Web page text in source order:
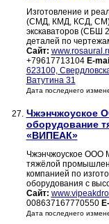
Изготовление и
(СМД, КМД, КСД,
экскаваторов (СБШ
деталей по
Сайт:
+79617713104 E-
623100,
Ватутина 31
Дата последнего
27. Чжэнчжоуское
оборудование
«ВИПЕАК»
Чжэнчжоуское ООО
тяжёлой
компанией по
оборудования с
Сайт:
008637167770550
Дата последнего